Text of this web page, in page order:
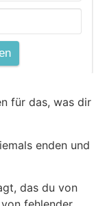
für das, was dir
enden und
das du von